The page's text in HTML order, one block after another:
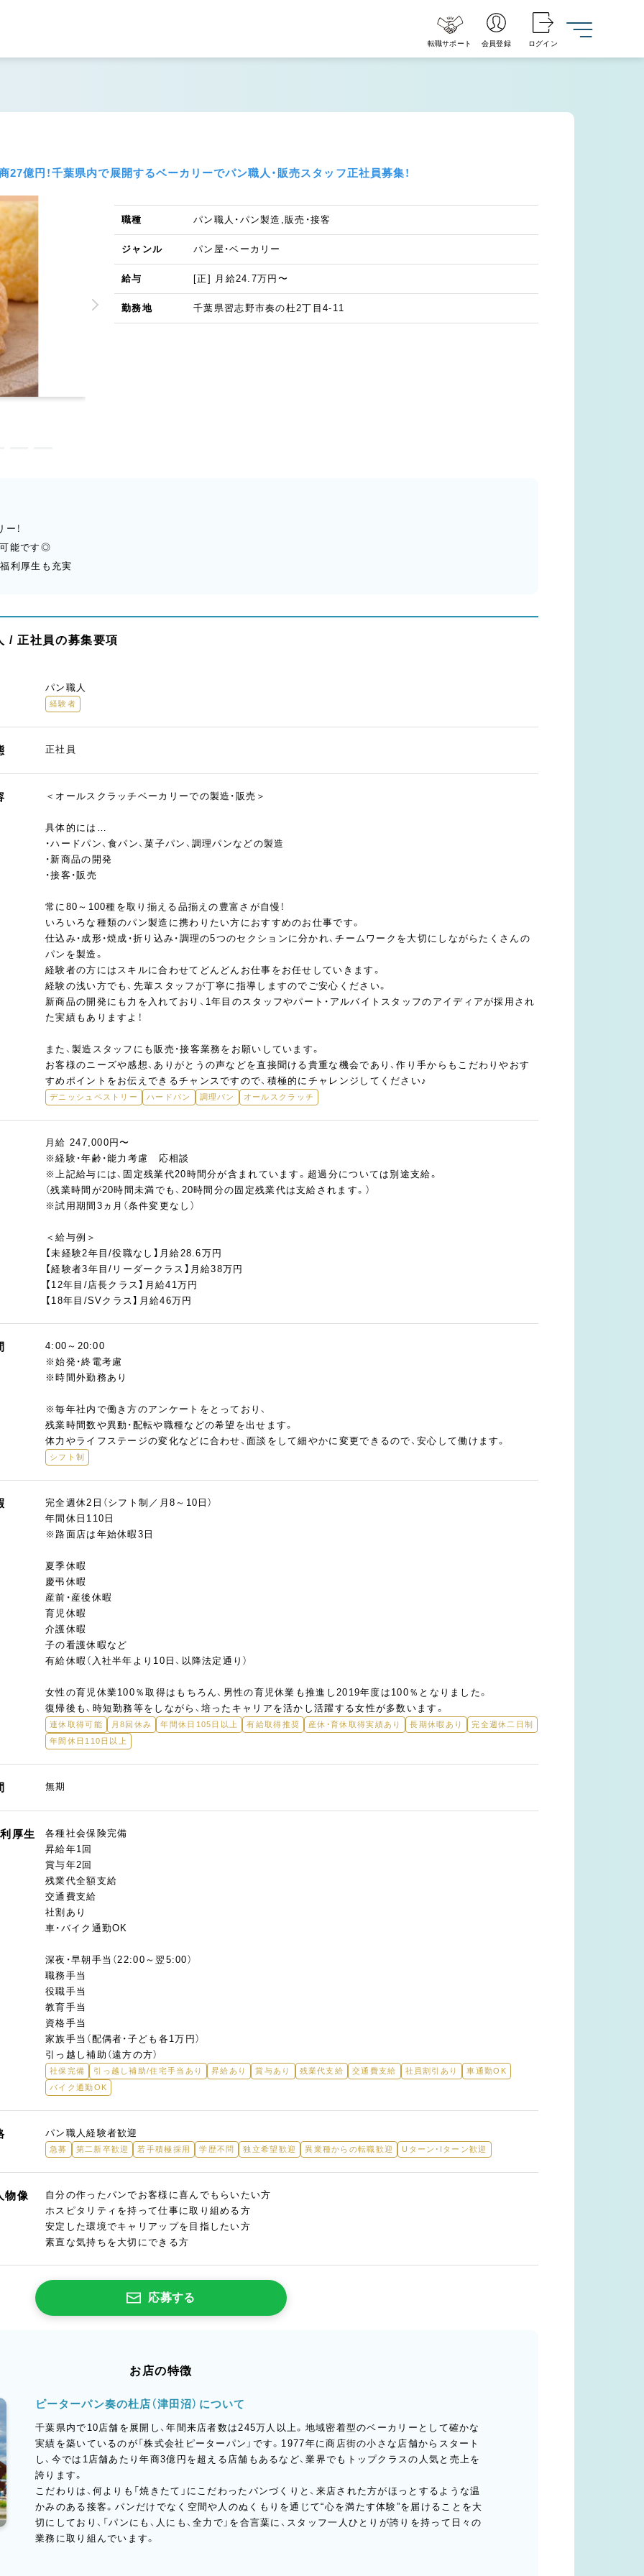
転職サポート 会員登録 ログイン
27億円！千葉県内で展開するベーカリーでパン職人・販売スタッフ正社員募集！
職種 パン職人・パン製造,販売・接客
ジャンル パン屋・ベーカリー
給与 [正] 月給24.7万円〜
勤務地 千葉県習志野市奏の杜2丁目4-11
！
可能です◎
利厚生も充実
/ 正社員の募集要項
パン職人
経験者
正社員
＜オールスクラッチベーカリーでの製造・販売＞
具体的には…
・ハードパン、食パン、菓子パン、調理パンなどの製造
・新商品の開発
・接客・販売
常に80～100種を取り揃える品揃えの豊富さが自慢！
いろいろな種類のパン製造に携わりたい方におすすめのお仕事です。
仕込み・成形・焼成・折り込み・調理の5つのセクションに分かれ、チームワークを大切にしながらたくさんの
パンを製造。
経験者の方にはスキルに合わせてどんどんお仕事をお任せしていきます。
経験の浅い方でも、先輩スタッフが丁寧に指導しますのでご安心ください。
新商品の開発にも力を入れており、1年目のスタッフやパート・アルバイトスタッフのアイディアが採用され
た実績もありますよ！
また、製造スタッフにも販売・接客業務をお願いしています。
お客様のニーズや感想、ありがとうの声などを直接聞ける貴重な機会であり、作り手からもこだわりやおす
すめポイントをお伝えできるチャンスですので、積極的にチャレンジしてください♪
デニッシュペストリー ハードパン 調理パン オールスクラッチ
月給 247,000円〜
※経験・年齢・能力考慮 応相談
※上記給与には、固定残業代20時間分が含まれています。超過分については別途支給。
（残業時間が20時間未満でも、20時間分の固定残業代は支給されます。）
※試用期間3ヵ月（条件変更なし）
＜給与例＞
【未経験2年目/役職なし】月給28.6万円
【経験者3年目/リーダークラス】月給38万円
【12年目/店長クラス】月給41万円
【18年目/SVクラス】月給46万円
4:00～20:00
※始発・終電考慮
※時間外勤務あり
※毎年社内で働き方のアンケートをとっており、
残業時間数や異動・配転や職種などの希望を出せます。
体力やライフステージの変化などに合わせ、面談をして細やかに変更できるので、安心して働けます。
シフト制
完全週休2日（シフト制／月8～10日）
年間休日110日
※路面店は年始休暇3日
夏季休暇
慶弔休暇
産前・産後休暇
育児休暇
介護休暇
子の看護休暇など
有給休暇（入社半年より10日、以降法定通り）
女性の育児休業100％取得はもちろん、男性の育児休業も推進し2019年度は100％となりました。
復帰後も、時短勤務等をしながら、培ったキャリアを活かし活躍する女性が多数います。
連休取得可能 月8回休み 年間休日105日以上 有給取得推奨 産休・育休取得実績あり 長期休暇あり
完全週休二日制
年間休日110日以上
無期
厚生
各種社会保険完備
昇給年1回
賞与年2回
残業代全額支給
交通費支給
社割あり
車・バイク通勤OK
深夜・早朝手当（22:00～翌5:00）
職務手当
役職手当
教育手当
資格手当
家族手当（配偶者・子ども各1万円）
引っ越し補助（遠方の方）
社保完備 引っ越し補助/住宅手当あり 昇給あり 賞与あり 残業代支給 交通費支給 社員割引あり
車通勤OK
バイク通勤OK
パン職人経験者歓迎
急募 第二新卒歓迎 若手積極採用 学歴不問 独立希望歓迎 異業種からの転職歓迎 Uターン・Iターン歓迎
物像
自分の作ったパンでお客様に喜んでもらいたい方
ホスピタリティを持って仕事に取り組める方
安定した環境でキャリアップを目指したい方
素直な気持ちを大切にできる方
応募する
お店の特徴
ピーターパン奏の杜店（津田沼）について
千葉県内で10店舗を展開し、年間来店者数は245万人以上。地域密着型のベーカリーとして確かな
実績を築いているのが「株式会社ピーターパン」です。1977年に商店街の小さな店舗からスタート
し、今では1店舗あたり年商3億円を超える店舗もあるなど、業界でもトップクラスの人気と売上を
誇ります。
こだわりは、何よりも「焼きたて」にこだわったパンづくりと、来店された方がほっとするような温
かみのある接客。パンだけでなく空間や人のぬくもりを通じて“心を満たす体験”を届けることを大
切にしており、「パンにも、人にも、全力で」を合言葉に、スタッフ一人ひとりが誇りを持って日々の
業務に取り組んでいます。